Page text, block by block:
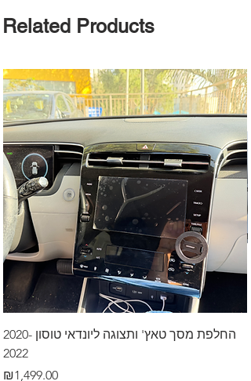
Related Products
החלפת מסך טאץ' ותצוגה ליונדאי טוסון 2020-
2022
Price
₪1,499.00